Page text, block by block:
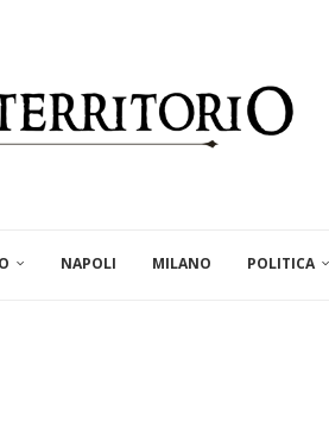
NAPOLI MILANO POLITICA